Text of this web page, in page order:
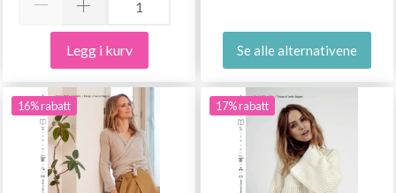
Legg i kurv Se alle alternativene
16% rabatt 17% rabatt